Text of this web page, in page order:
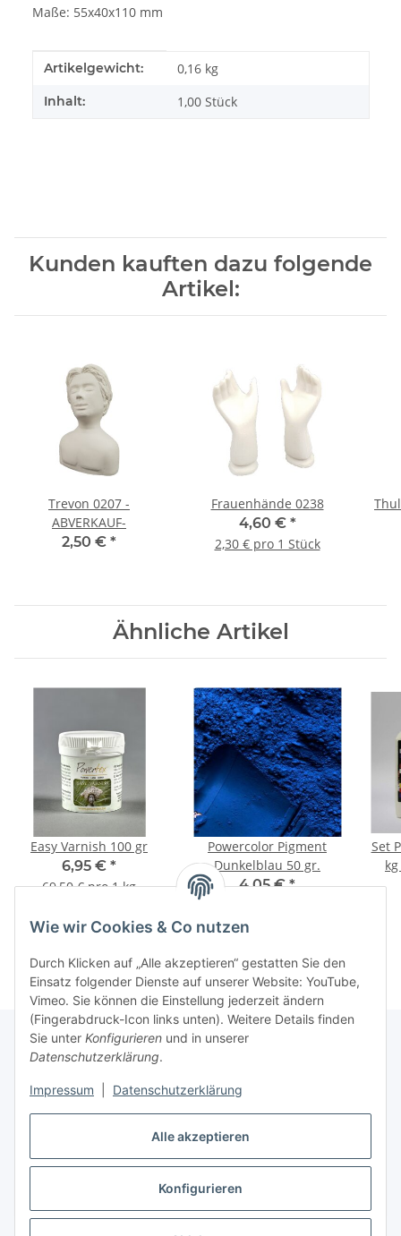
Alle akzeptieren
Konfigurieren
Wie wir Cookies & Co nutzen
Durch Klicken auf „Alle akzeptieren“ gestatten Sie den
Einsatz folgender Dienste auf unserer Website: YouTube,
Vimeo. Sie können die Einstellung jederzeit ändern
(Fingerabdruck-Icon links unten). Weitere Details finden
Sie unter Konfigurieren und in unserer
Datenschutzerklärung.
Impressum Datenschutzerklärung
Maße: 55x40x110 mm
Produkteigenschaft
Wert
Artikelgewicht: 0,16 kg
Inhalt: 1,00 Stück
Kunden kauften dazu folgende
Artikel:
Trevon 0207 -
ABVERKAUF-
2,50 € *
Frauenhände 0238
4,60 € *
2,30 € pro 1 Stück
Ähnliche Artikel
Easy Varnish 100 gr
6,95 € *
69,50 € pro 1 kg
Powercolor Pigment
Dunkelblau 50 gr.
4,05 €*
Set
Vertrag widerrufen